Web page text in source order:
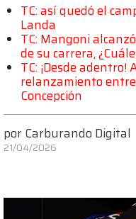
TC: así quedó el
Landa
TC: Mangoni
de su carrera,
TC: ¡Desde
relanzamiento
Concepción
por Carburando Digital
21/04/2026